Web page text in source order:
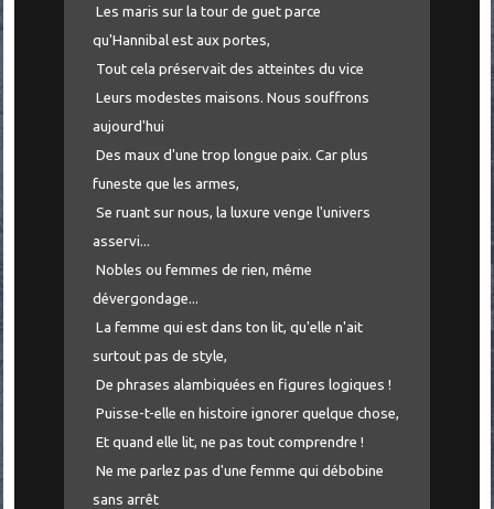
Les maris sur la tour de guet parce
qu'Hannibal est aux portes,
Tout cela préservait des atteintes du vice
Leurs modestes maisons. Nous souffrons
aujourd'hui
Des maux d'une trop longue paix. Car plus
funeste que les armes,
Se ruant sur nous, la luxure venge l'univers
asservi...
Nobles ou femmes de rien, même
dévergondage...
La femme qui est dans ton lit, qu'elle n'ait
surtout pas de style,
De phrases alambiquées en figures logiques !
Puisse-t-elle en histoire ignorer quelque chose,
Et quand elle lit, ne pas tout comprendre !
Ne me parlez pas d'une femme qui débobine
sans arrêt